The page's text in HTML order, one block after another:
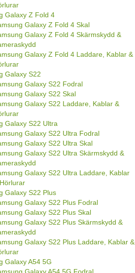
Galaxy Z Fold 4
Galaxy Z Fold 4 Skal
Galaxy Z Fold 4 Skärmskydd &
Galaxy Z Fold 4 Laddare, Kablar &
Galaxy S22
Galaxy S22 Fodral
Galaxy S22 Skal
Galaxy S22 Laddare, Kablar &
Galaxy S22 Ultra
Galaxy S22 Ultra Fodral
Galaxy S22 Ultra Skal
Galaxy S22 Ultra Skärmskydd &
Galaxy S22 Ultra Laddare, Kablar
Galaxy S22 Plus
Galaxy S22 Plus Fodral
Galaxy S22 Plus Skal
Galaxy S22 Plus Skärmskydd &
Galaxy S22 Plus Laddare, Kablar &
Galaxy A54 5G